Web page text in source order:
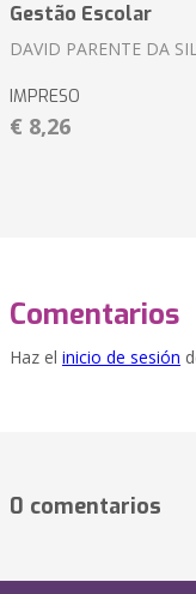
Gestão Escolar
DAVID PARENTE DA
IMPRESO
€ 8,26
Comentarios
Haz el inicio de sesión
0 comentarios